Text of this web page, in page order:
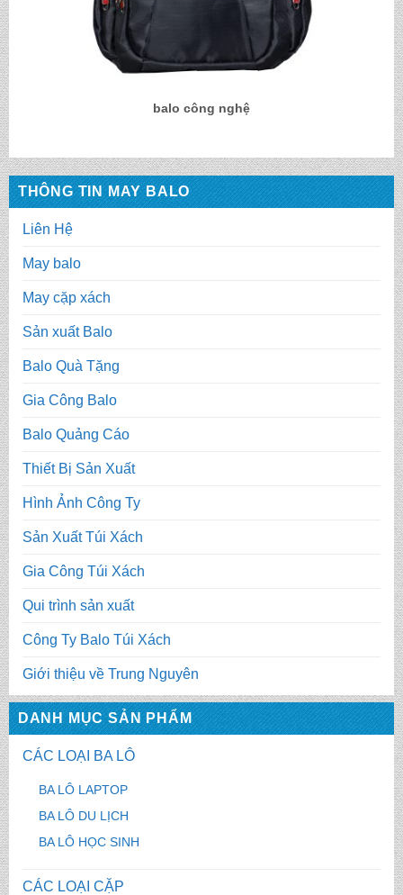
THÔNG TIN MAY BALO
Liên Hệ
May balo
May cặp xách
Sản xuất Balo
Balo Quà Tặng
Gia Công Balo
Balo Quảng Cáo
Thiết Bị Sản Xuất
Hình Ảnh Công Ty
Sản Xuất Túi Xách
Gia Công Túi Xách
Qui trình sản xuất
Công Ty Balo Túi Xách
Giới thiệu về Trung Nguyên
DANH MỤC SẢN PHẨM
CÁC LOẠI BA LÔ
BA LÔ LAPTOP
BA LÔ DU LỊCH
BA LÔ HỌC SINH
CÁC LOẠI CẶP
balo công nghệ